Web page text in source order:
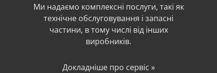
Ми надаємо комплексні послуги, такі як
технічне обслуговування і запасні
частини, в тому числі від інших
виробників.
Докладніше про сервіс »